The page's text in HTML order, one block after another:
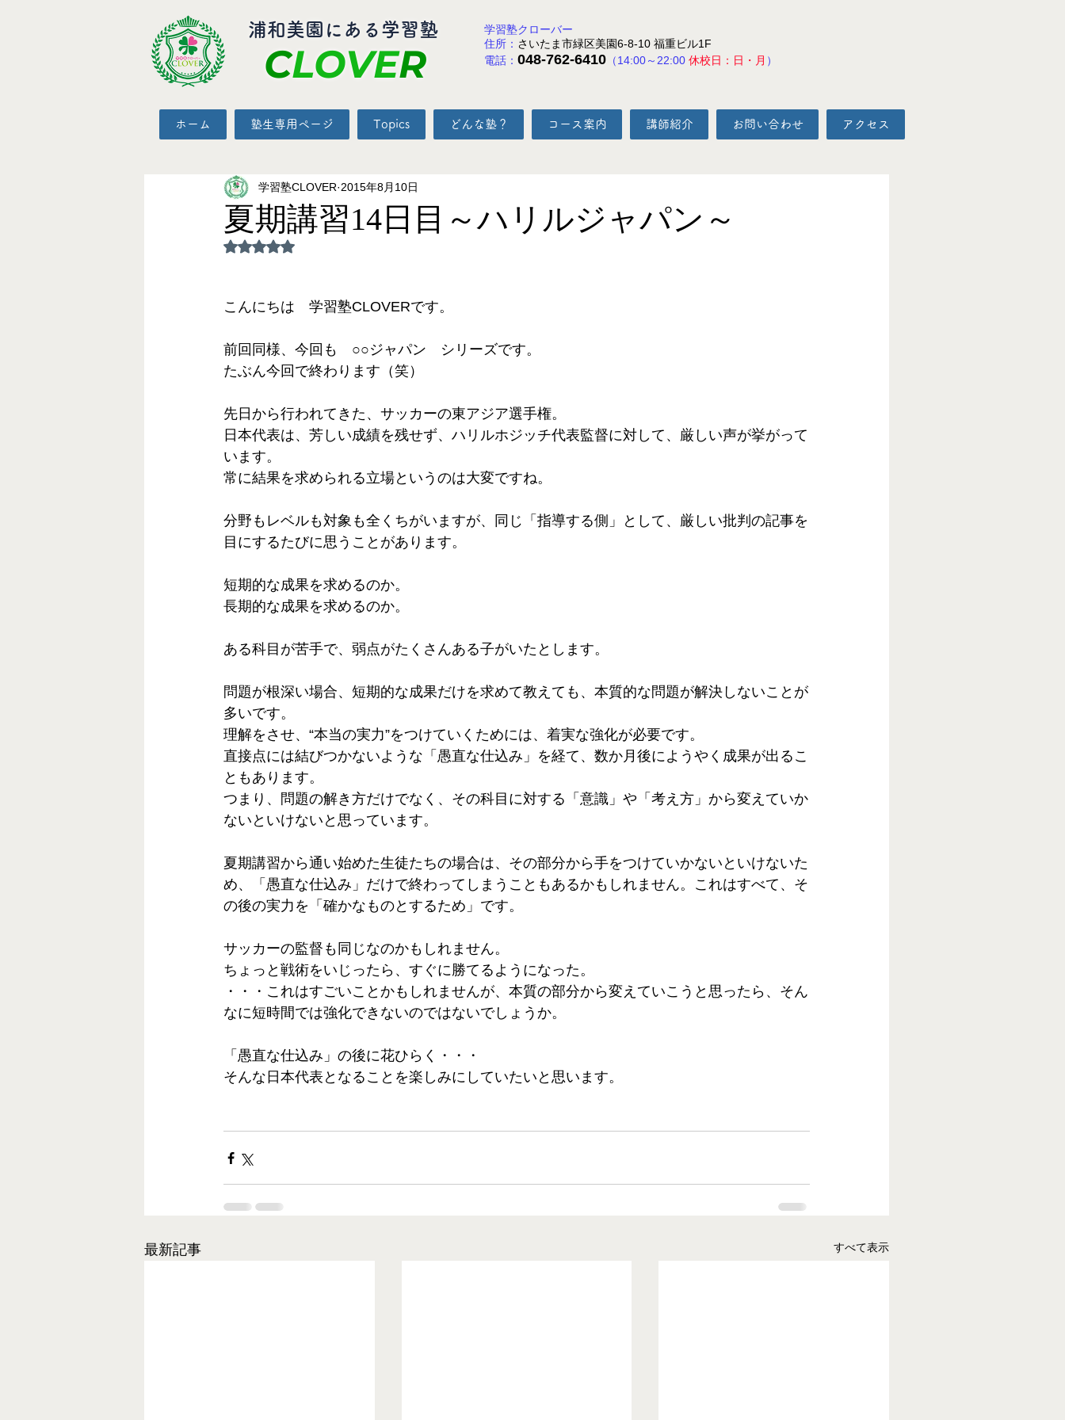
​浦和美園にある学習塾
CLOVER
学習塾クローバー
住所： さいたま市緑区美園6-8-10 福重ビル1F
電話： 048-762-6410 （14:00～22:00 休校日：日・月 ）
ホーム 塾生専用ページ Topics どんな塾？ コース案内 講師紹介 お問い合わせ アクセス
夏期講習14日目～ハリルジャパン～
学習塾CLOVER 2015年8月10日
5つ星のうちNaNと評価されています。
こんにちは　学習塾CLOVERです。
前回同様、今回も　○○ジャパン　シリーズです。
たぶん今回で終わります（笑）
先日から行われてきた、サッカーの東アジア選手権。
日本代表は、芳しい成績を残せず、ハリルホジッチ代表監督に対して、厳しい声が挙がって
います。
常に結果を求められる立場というのは大変ですね。
分野もレベルも対象も全くちがいますが、同じ「指導する側」として、厳しい批判の記事を
目にするたびに思うことがあります。
短期的な成果を求めるのか。
長期的な成果を求めるのか。
ある科目が苦手で、弱点がたくさんある子がいたとします。
問題が根深い場合、短期的な成果だけを求めて教えても、本質的な問題が解決しないことが
多いです。
理解をさせ、“本当の実力”をつけていくためには、着実な強化が必要です。
直接点には結びつかないような「愚直な仕込み」を経て、数か月後にようやく成果が出るこ
ともあります。
つまり、問題の解き方だけでなく、その科目に対する「意識」や「考え方」から変えていか
ないといけないと思っています。
夏期講習から通い始めた生徒たちの場合は、その部分から手をつけていかないといけないた
め、「愚直な仕込み」だけで終わってしまうこともあるかもしれません。これはすべて、そ
の後の実力を「確かなものとするため」です。
サッカーの監督も同じなのかもしれません。
ちょっと戦術をいじったら、すぐに勝てるようになった。
・・・これはすごいことかもしれませんが、本質の部分から変えていこうと思ったら、そん
なに短時間では強化できないのではないでしょうか。
「愚直な仕込み」の後に花ひらく・・・
そんな日本代表となることを楽しみにしていたいと思います。
最新記事 すべて表示